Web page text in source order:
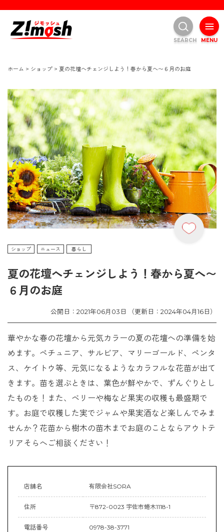
ホーム > ショップ > 夏の花壇へチェンジしよう！春から夏へ〜６月のお庭
ショップ ニュース 暮らし
夏の花壇へチェンジしよう！春から夏へ〜
６月のお庭
公開日：2021年06月03日 （更新日：2024年04月16日）
華やかな春の花壇から元気カラーの夏の花壇への準備を始
めます。ペチュニア、サルビア、マリーゴールド、ペンタ
ス、ケイトウ等、元気になるようなカラフルな花苗が出て
きます。苗を選ぶときは、葉色が鮮やかで、ずんぐりとし
たものを！また、ベリーや梅など果実の収穫も最盛期で
す。お庭で収穫した実でジャムや果実酒など楽しんでみま
せんか？花苗から樹木の苗木までお庭のことならアウトテ
リアそらへご相談ください！
店舗名 有限会社SORA
住所 〒872-0023 宇佐市蜷木1118-1
電話番号 0978-38-3771
MENU
SEARCH